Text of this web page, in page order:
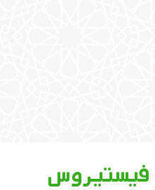
فيستيروس